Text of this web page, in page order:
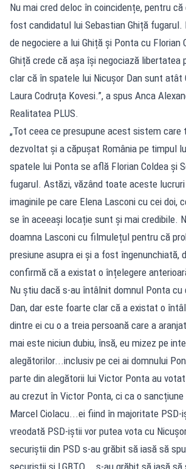
Nu mai cred deloc în coincidențe, pentru
fost candidatul lui Sebastian Ghiță fugarul.
de negociere a lui Ghiță și Ponta cu Florian
Ghiță crede că așa își negociază libertatea
clar că în spatele lui Nicușor Dan sunt atât
Laura Codruța Kovesi.”, a spus Anca
Realitatea PLUS.
„Tot ceea ce presupune acest sistem care
dezvoltat și a căpușat România pe timpul
spatele lui Ponta se află Florian Coldea și
fugarul. Astăzi, văzând toate aceste
imaginile pe care Elena Lasconi cu cei doi,
se în aceeași locație sunt și mai credibile.
doamna Lasconi cu filmulețul pentru că
presiune asupra ei și a fost îngenunchiată,
confirmă că a existat o înțelegere
Nu știu dacă s-au întâlnit domnul Ponta cu
Dan, dar este foarte clar că a existat o
dintre ei cu o a treia persoană care a
mai este niciun dubiu, însă, eu mizez pe
alegătorilor...inclusiv pe cei ai domnului
parte din alegătorii lui Victor Ponta au
au crezut în Victor Ponta, ci ca o sancțiune
Marcel Ciolacu...ei fiind în majoritate PSD-
vreodată PSD-iștii vor putea vota cu
securiștii din PSD s-au grăbit să iasă să
securiștii și LGBTQ. …s-au grăbit să iasă